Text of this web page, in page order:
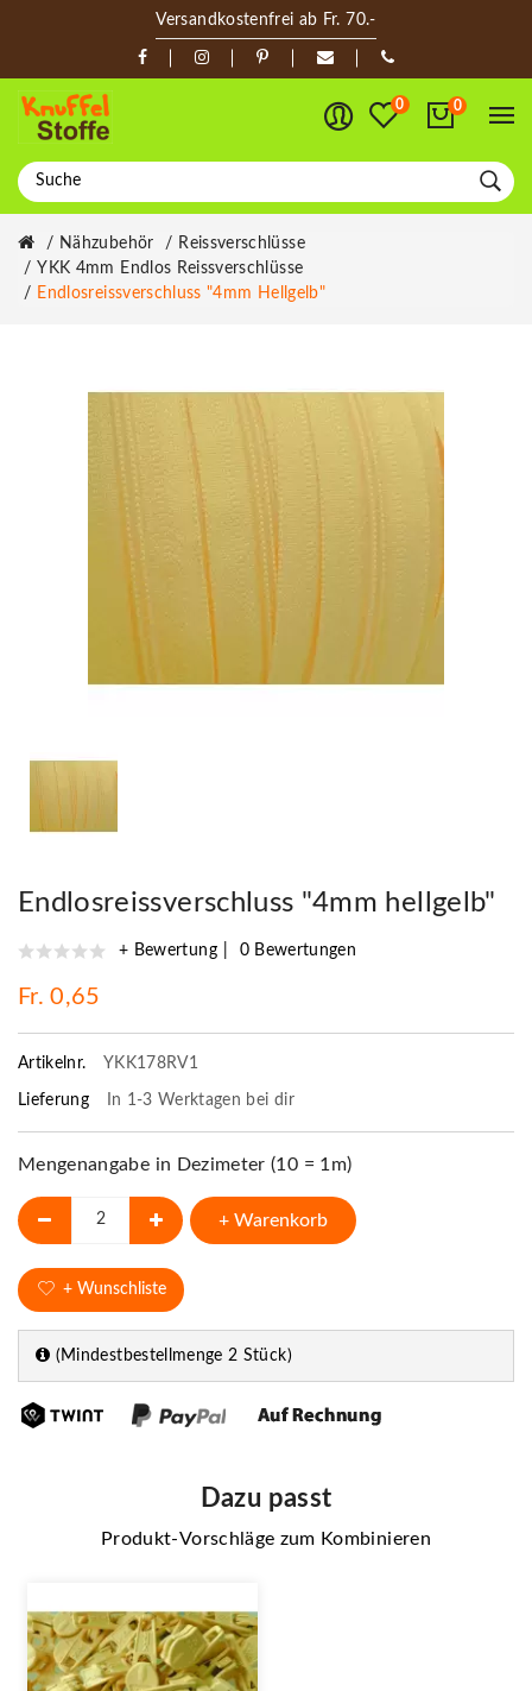
Versandkostenfrei ab Fr. 70.-
0 0
Nähzubehör
Reissverschlüsse
YKK 4mm Endlos Reissverschlüsse
Endlosreissverschluss "4mm Hellgelb"
Endlosreissverschluss "4mm hellgelb"
+ Bewertung 0 Bewertungen
Fr. 0,65
Artikelnr. YKK178RV1
Lieferung In 1-3 Werktagen bei dir
Mengenangabe in Dezimeter (10 = 1m)
+ Warenkorb
+ Wunschliste
(Mindestbestellmenge 2 Stück)
Dazu passt
Produkt-Vorschläge zum Kombinieren